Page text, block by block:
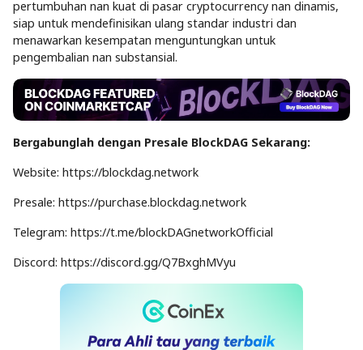
pertumbuhan nan kuat di pasar cryptocurrency nan dinamis,
siap untuk mendefinisikan ulang standar industri dan
menawarkan kesempatan menguntungkan untuk
pengembalian nan substansial.
Bergabunglah dengan Presale BlockDAG Sekarang:
Website: https://blockdag.network
Presale: https://purchase.blockdag.network
Telegram: https://t.me/blockDAGnetworkOfficial
Discord: https://discord.gg/Q7BxghMVyu